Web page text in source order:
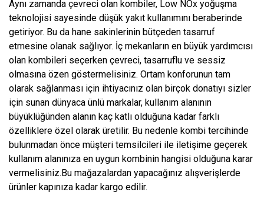
Aynı zamanda çevreci olan kombiler, Low NOx yoğuşma
teknolojisi sayesinde düşük yakıt kullanımını beraberinde
getiriyor. Bu da hane sakinlerinin bütçeden tasarruf
etmesine olanak sağlıyor. İç mekanların en büyük yardımcısı
olan kombileri seçerken çevreci, tasarruflu ve sessiz
olmasına özen göstermelisiniz. Ortam konforunun tam
olarak sağlanması için ihtiyacınız olan birçok donatıyı sizler
için sunan dünyaca ünlü markalar, kullanım alanının
büyüklüğünden alanın kaç katlı olduğuna kadar farklı
özelliklere özel olarak üretilir. Bu nedenle kombi tercihinde
bulunmadan önce müşteri temsilcileri ile iletişime geçerek
kullanım alanınıza en uygun kombinin hangisi olduğuna karar
vermelisiniz.Bu mağazalardan yapacağınız alışverişlerde
ürünler kapınıza kadar kargo edilir.